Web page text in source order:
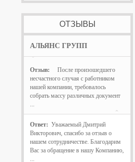
ОТЗЫВЫ
АЛЬЯНС ГРУПП
Отзыв:
После произошедшего
несчастного случая с работником
нашей компании, требовалось
собрать массу различных документ
Ответ: Уважаемый Дмитрий
Викторович, спасибо за отзыв о
нашем сотрудничестве. Благодарим
Вас за обращение в нашу Компанию,